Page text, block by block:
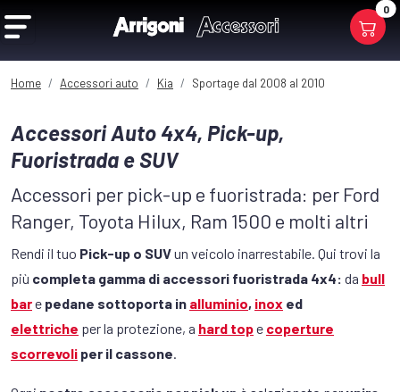
0
Home Accessori auto Kia Sportage dal 2008 al 2010
Accessori Auto 4x4, Pick-up,
Fuoristrada e SUV
Accessori per pick-up e fuoristrada: per Ford
Ranger, Toyota Hilux, Ram 1500 e molti altri
Rendi il tuo Pick-up o SUVun veicolo inarrestabile. Qui trovi la
più completa gamma di accessori fuoristrada 4x4: da bull
bare pedane sottoporta in alluminio, inox ed
elettriche per la protezione, a hard tope coperture
scorrevoli per il cassone.